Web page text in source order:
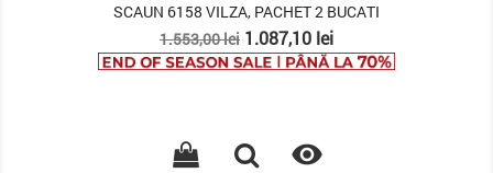
SCAUN 6158 VILZA, PACHET 2 BUCATI
Pret
de
1.553,00 lei Pret
1.087,10 lei
